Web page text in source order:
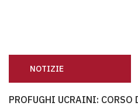
NOTIZIE
PROFUGHI UCRAINI: